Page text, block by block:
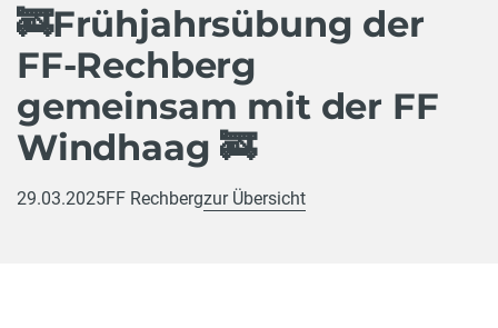
🚒Frühjahrsübung der
FF-Rechberg
gemeinsam mit der FF
Windhaag 🚒
29.03.2025FF Rechbergzur Übersicht